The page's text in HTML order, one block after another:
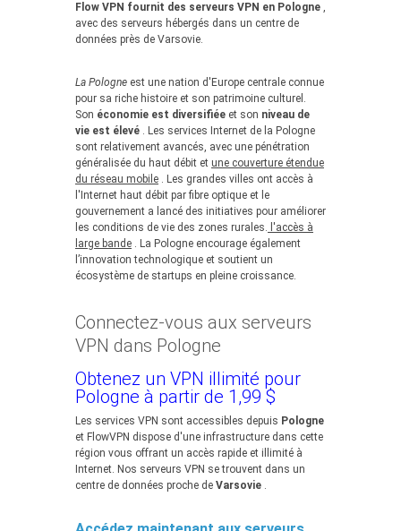
Flow VPN fournit des serveurs VPN en Pologne ,
avec des serveurs hébergés dans un centre de
données près de Varsovie.
La Pologne est une nation d'Europe centrale connue
pour sa riche histoire et son patrimoine culturel.
Son économie est diversifiée et son niveau de
vie est élevé . Les services Internet de la Pologne
sont relativement avancés, avec une pénétration
généralisée du haut débit et une couverture étendue
du réseau mobile . Les grandes villes ont accès à
l'Internet haut débit par fibre optique et le
gouvernement a lancé des initiatives pour améliorer
les conditions de vie des zones rurales. l'accès à
large bande . La Pologne encourage également
l’innovation technologique et soutient un
écosystème de startups en pleine croissance.
Connectez-vous aux serveurs
VPN dans Pologne
Obtenez un VPN illimité pour
Pologne à partir de 1,99 $
Les services VPN sont accessibles depuis Pologne
et FlowVPN dispose d'une infrastructure dans cette
région vous offrant un accès rapide et illimité à
Internet. Nos serveurs VPN se trouvent dans un
centre de données proche de Varsovie .